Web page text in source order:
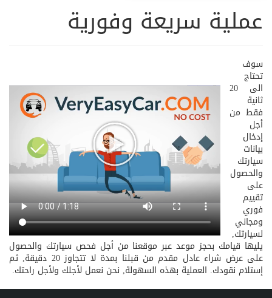
عملية سريعة وفورية
سوف
تحتاج
الى 20
ثانية
فقط من
أجل
إدخال
بيانات
سيارتك
والحصول
على
تقييم
فوري
ومجاني
لسيارتك,
يليها قيامك بحجز موعد عبر موقعنا من أجل فحص سيارتك والحصول
على عرض شراء عادل مقدم من قبلنا بمدة لا تتجاوز 20 دقيقة, ثم
إستلام نقودك. العملية بهذه السهولة, نحن نعمل لأجلك ولأجل راحتك.